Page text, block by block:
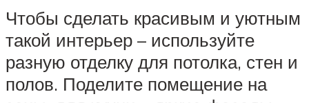
Чтобы сделать красивым и уютным
такой интерьер – используйте
разную отделку для потолка, стен и
полов. Поделите помещение на